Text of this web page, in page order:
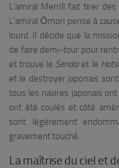
L’amiral Merrill fait tirer des
L’amiral Ōmori pense à
lourd. Il décide que la
de faire demi-tour pour
et trouve le Sendaiet le
et le destroyer japonais
tous les navires japonais
ont été coulés et côté
sont légèrement
gravement touché.
La maîtrise du ciel et